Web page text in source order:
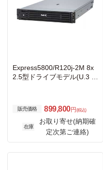
Express5800/R120j-2M 8x
2.5型ドライブモデル(U.3 N
販売価格 899,800円 (税込)
在庫
お取り寄せ(納期確
定次第ご連絡)